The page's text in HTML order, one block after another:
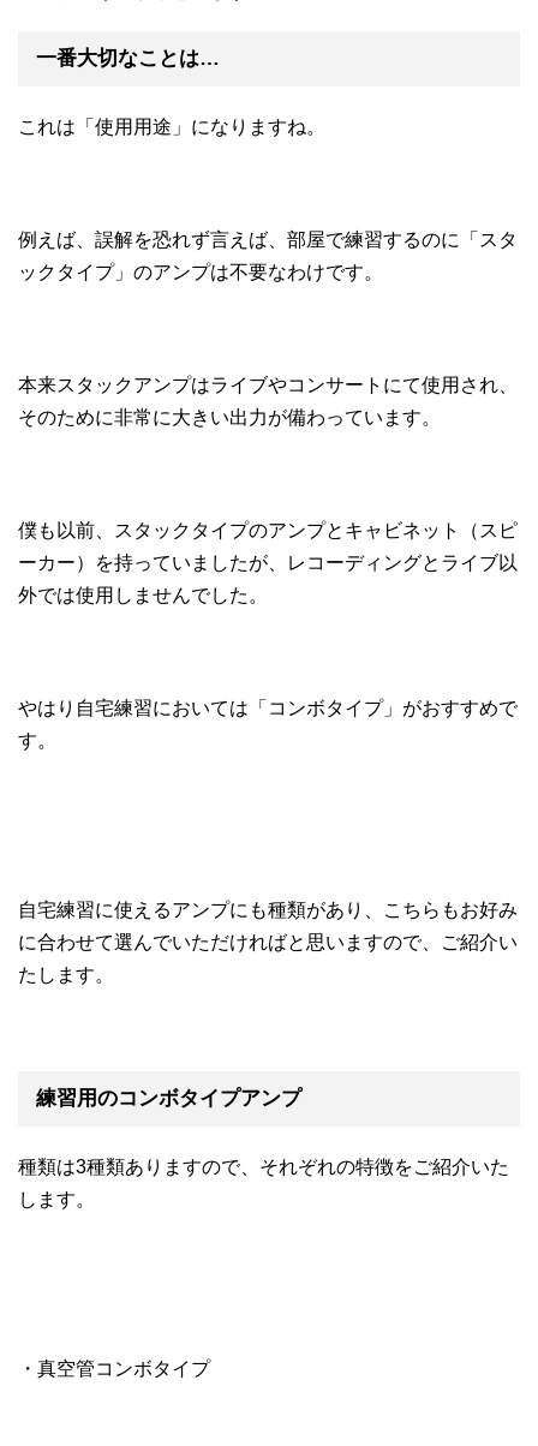
一番大切なことは…
これは「使用用途」になりますね。
例えば、誤解を恐れず言えば、部屋で練習するのに「スタ
ックタイプ」のアンプは不要なわけです。
本来スタックアンプはライブやコンサートにて使用され、
そのために非常に大きい出力が備わっています。
僕も以前、スタックタイプのアンプとキャビネット（スピ
ーカー）を持っていましたが、レコーディングとライブ以
外では使用しませんでした。
やはり自宅練習においては「コンボタイプ」がおすすめで
す。
自宅練習に使えるアンプにも種類があり、こちらもお好み
に合わせて選んでいただければと思いますので、ご紹介い
たします。
練習用のコンボタイプアンプ
種類は3種類ありますので、それぞれの特徴をご紹介いた
します。
・真空管コンボタイプ